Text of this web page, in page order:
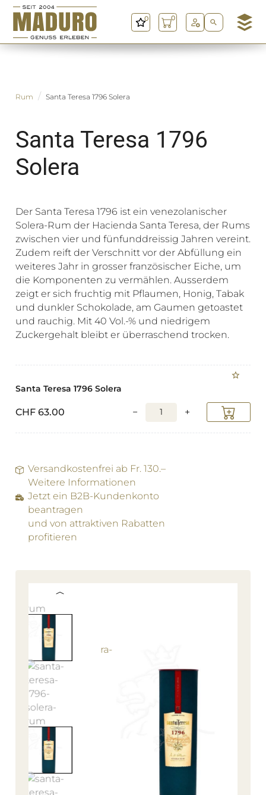
M
a
o
b
0
Rum Santa Teresa 1796 Solera
Santa Teresa 1796
Solera
Der Santa Teresa 1796 ist ein venezolanischer
Solera-Rum der Hacienda Santa Teresa, der Rums
zwischen vier und fünfunddreissig Jahren vereint.
Zudem reift der Verschnitt vor der Abfüllung ein
weiteres Jahr in grosser französischer Eiche, um
die Komponenten zu vermählen. Ausserdem
zeigt er sich fruchtig mit Pflaumen, Honig, Tabak
und dunkler Schokolade, am Gaumen getoastet
und rauchig. Mit 40 Vol.-% und niedrigem
Zuckergehalt bleibt er überraschend trocken.
Santa Teresa 1796 Solera
CHF63.00 − +
Versandkostenfrei ab Fr. 130.–
Weitere Informationen
Jetzt ein B2B-Kundenkonto
beantragen
und von attraktiven Rabatten
profitieren